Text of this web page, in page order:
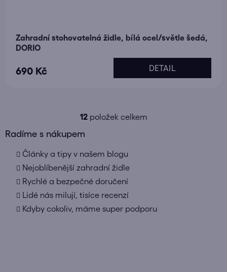
Zahradní stohovatelná židle, bílá ocel/světle šedá,
DORIO
690 Kč DETAIL
O
á
d
a
í
p
12položek celkem
Radíme s nákupem
Články a tipy v našem blogu
Nejoblíbenější zahradní židle
Rychlé a bezpečné doručení
Lidé nás milují, tisíce recenzí
Kdyby cokoliv, máme super podporu